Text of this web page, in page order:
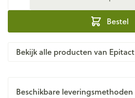
Bestel
Bekijk alle producten van Epitact
Beschikbare leveringsmethoden